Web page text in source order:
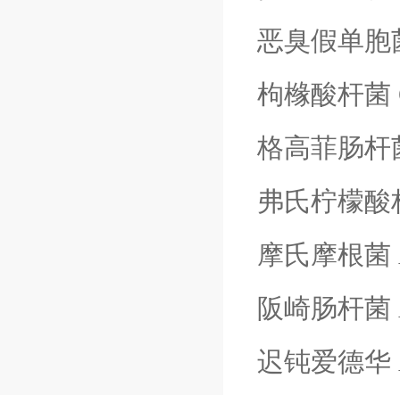
恶臭假单胞
枸橼酸杆菌
格高菲肠杆
弗氏柠檬酸
摩氏摩根菌
阪崎肠杆菌
迟钝爱德华